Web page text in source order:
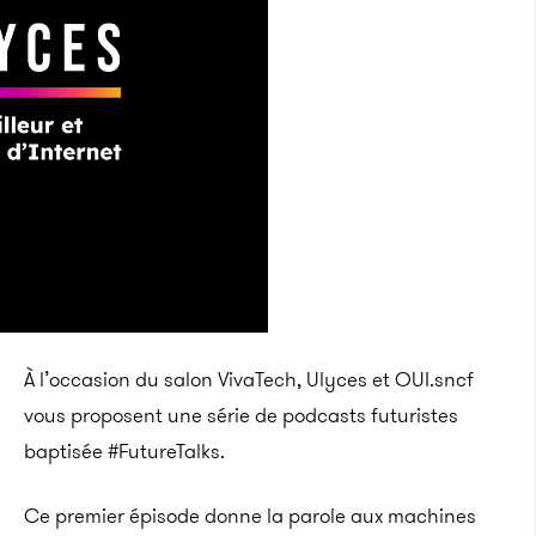
À l’occasion du salon VivaTech, Ulyces et OUI.sncf
vous proposent une série de podcasts futuristes
baptisée #FutureTalks.
Ce premier épisode donne la parole aux machines